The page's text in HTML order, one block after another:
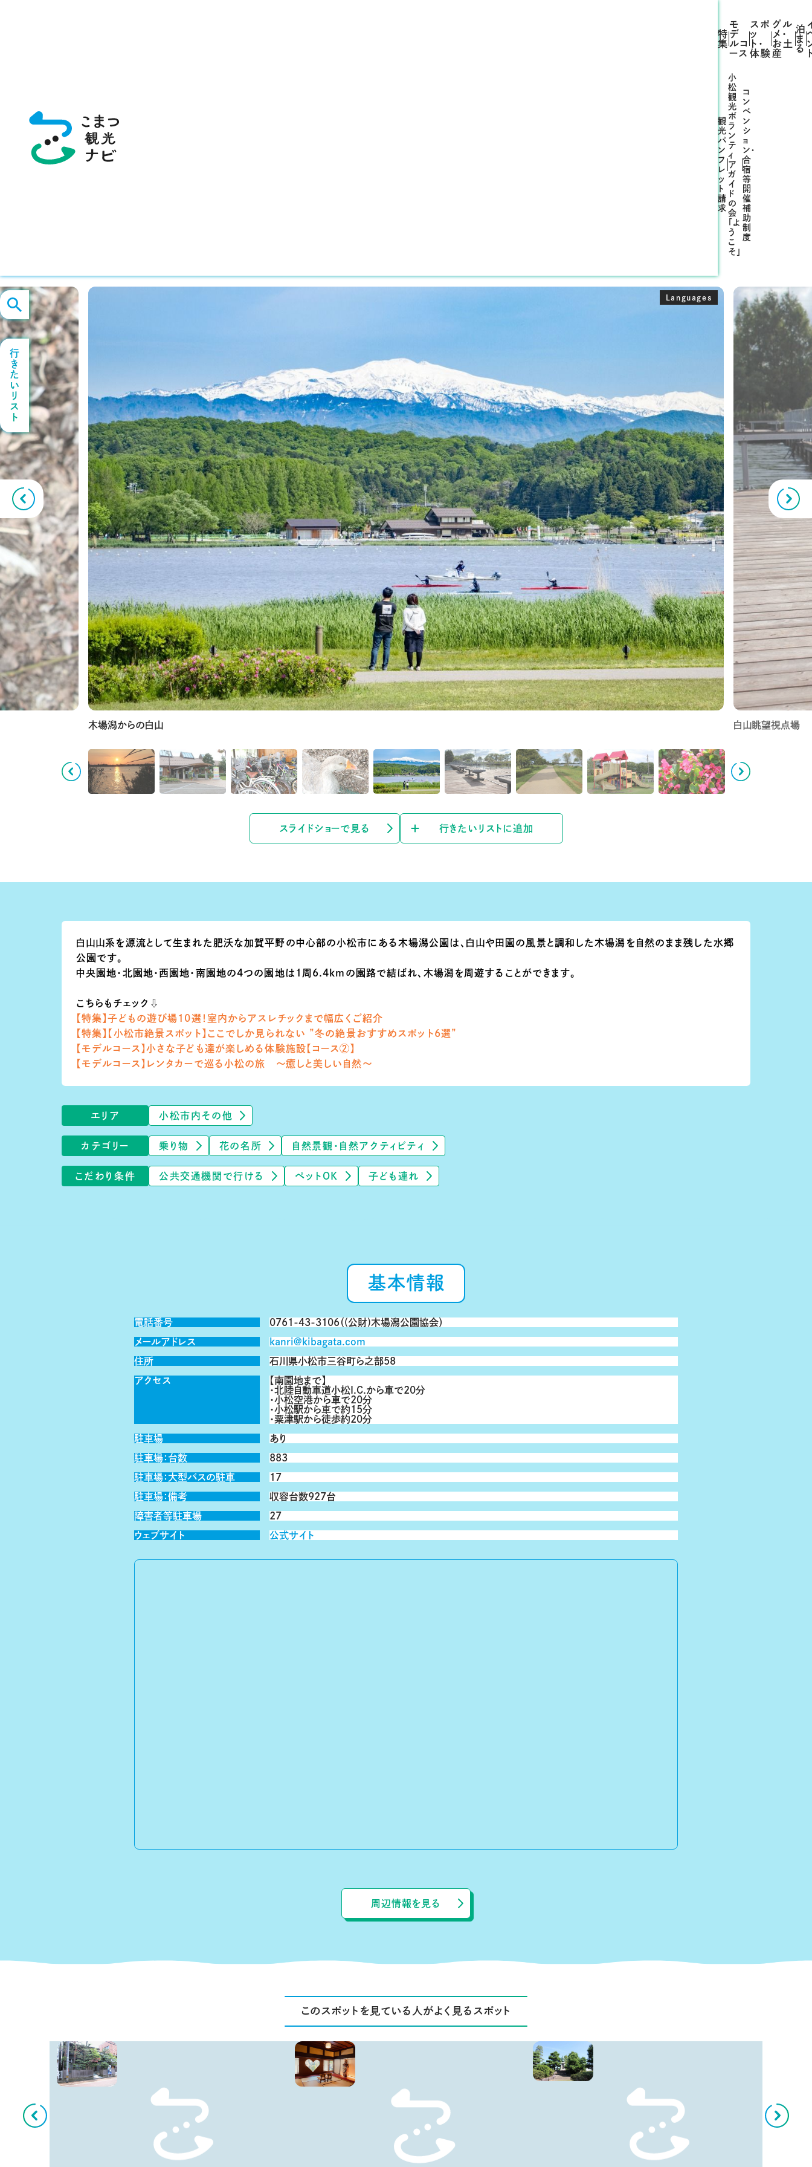
特
集
モ
デ
ルコ
ース
スポ
ッ
ト・
体験
グル
メ・
お土
産
泊
ま
る
観
光
パ
ン
フ
レ
ッ
ト
請
求
小
松
観
光
ボ
ラ
ン
テ
ィ
ア
ガ
イ
ド
の
会
「よ
う
こ
そ」
コ
ン
ベ
ン
シ
ョ
ン・
合
宿
等
開
催
補
助
制
度
行きたいリスト
Languages
白山山系を源流として生まれた肥沃な加賀平野の中心部の小松市にある木場潟公園は、白山や田園の風景と調和した木場潟を自然のまま残した水郷
公園です。
中央園地・北園地・西園地・南園地の4つの園地は1周6.4kmの園路で結ばれ、木場潟を周遊することができます。
こちらもチェック⇩
【特集】子どもの遊び場10選！室内からアスレチックまで幅広くご紹介
【特集】 【小松市絶景スポット】ここでしか見られない ”冬の絶景おすすめスポット6選”
【モデルコース】 小さな子ども達が楽しめる体験施設【コース②】
【モデルコース】 レンタカーで巡る小松の旅 ～癒しと美しい自然～
エリア 小松市内その他
カテゴリー 乗り物 花の名所 自然景観・自然アクティビティ
こだわり条件 公共交通機関で行ける ペットOK 子ども連れ
基本情報
電話番号
0761-43-3106（(公財)木場潟公園協会）
メールアドレス
kanri@kibagata.com
住所
石川県小松市三谷町ら之部58
アクセス
【南園地まで】
・北陸自動車道小松I.C.から車で20分
・小松空港から車で20分
・小松駅から車で約15分
・粟津駅から徒歩約20分
駐車場
あり
駐車場：台数
883
駐車場：大型バスの駐車
17
駐車場：備考
収容台数927台
障害者等駐車場
27
ウェブサイト
公式サイト
周辺情報を見る
スライドショーで見る 行きたいリストに追加
Previous Next
このスポットを見ている人がよく見るスポット